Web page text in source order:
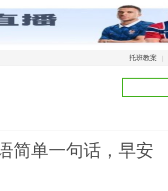
托班教案
简单一句话，早安